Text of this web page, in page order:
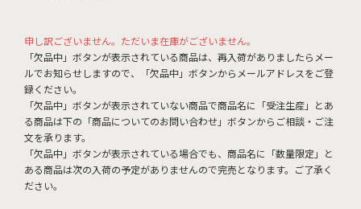
申し訳ございません。ただいま在庫がございません。
「欠品中」ボタンが表示されている商品は、再入荷がありましたらメー
ルでお知らせしますので、「欠品中」ボタンからメールアドレスをご登
録ください。
「欠品中」ボタンが表示されていない商品で商品名に「受注生産」とあ
る商品は下の「商品についてのお問い合わせ」ボタンからご相談・ご注
文を承ります。
「欠品中」ボタンが表示されている場合でも、商品名に「数量限定」と
ある商品は次の入荷の予定がありませんので完売となります。ご了承く
ださい。